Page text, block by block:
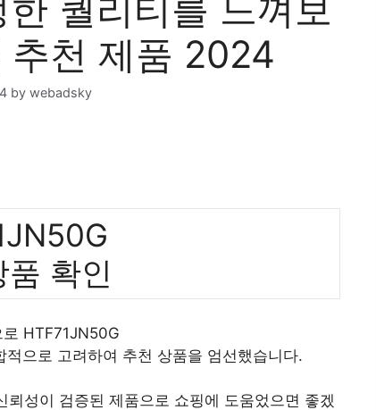
퀄리티를 느껴보
추천 제품 2024
by webadsky
확인
HTF71JN50G
으로 고려하여 추천 상품을 엄선했습니다.
성이 검증된 제품으로 쇼핑에 도움었으면 좋겠